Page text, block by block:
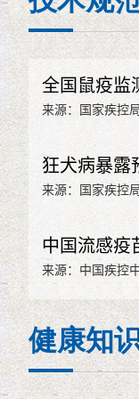
全国鼠疫监
来源：国家疾控
狂犬病暴露
来源：国家疾控
中国流感
来源：中国疾控
健康知